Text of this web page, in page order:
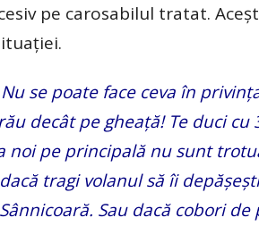
pe carosabilul tratat.
se poate face ceva în
decât pe gheață! Te duci
noi pe principală nu sunt
tragi volanul să îi
Sau dacă cobori